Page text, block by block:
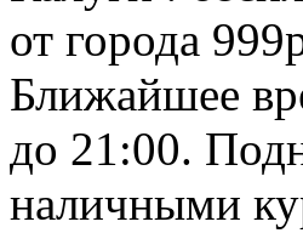
от города
Ближайшее
до 21:00.
наличными